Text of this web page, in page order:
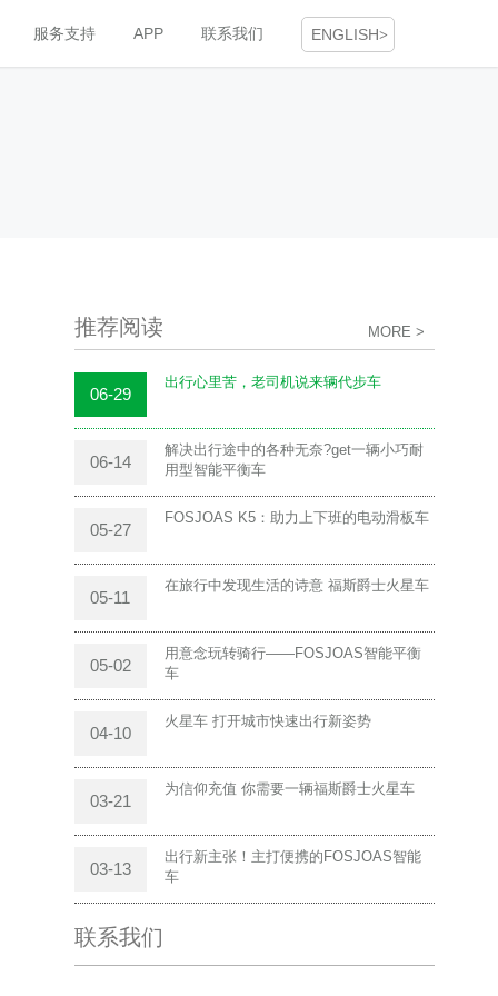
服务支持 APP 联系我们 ENGLISH>
MORE >
推荐阅读
出行心里苦，老司机说来辆代步车
06-29
解决出行途中的各种无奈?get一辆小巧耐
用型智能平衡车
06-14
FOSJOAS K5：助力上下班的电动滑板车
05-27
在旅行中发现生活的诗意 福斯爵士火星车
05-11
用意念玩转骑行——FOSJOAS智能平衡
车
05-02
火星车 打开城市快速出行新姿势
04-10
为信仰充值 你需要一辆福斯爵士火星车
03-21
出行新主张！主打便携的FOSJOAS智能
车
03-13
联系我们